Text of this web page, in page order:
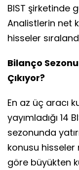
BIST şirketinde
Analistlerin net
hisseler
Bilanço
Çıkıyor?
En az üç aracı
yayımladığı 14
sezonunda
konusu
göre büyükten